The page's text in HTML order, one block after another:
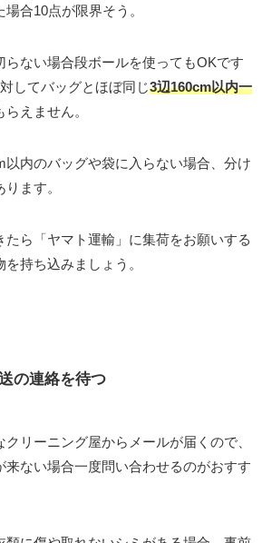
合10点が限界そう。
らない場合段ボールを使ってもOKです
してバッグとほぼ同じ3辺160cm以内一
えません。
以内のバッグや袋に入らない場合、分け
ます。
たら「ヤマト運輸」に集荷をお願いする
持ち込みましょう。
の連絡を待つ
リーニング屋からメールが届くので、
来ない場合一度問い合わせるのがおすす